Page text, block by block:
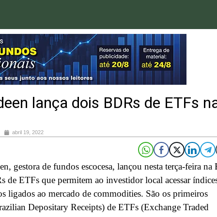
lança dois BDRs de ETFs
abril 19, 2022
gestora de fundos escocesa, lançou nesta terça-feira na
de ETFs que permitem ao investidor local acessar
ligados ao mercado de commodities. São os primeiros
Depositary Receipts) de ETFs (Exchange Traded